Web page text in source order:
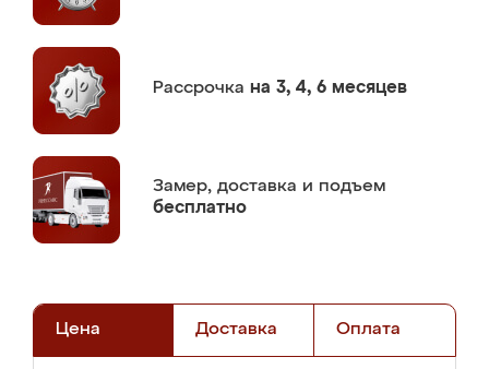
Рассрочка на 3, 4, 6 месяцев
Замер, доставка и подъем
бесплатно
Цена Доставка Оплата